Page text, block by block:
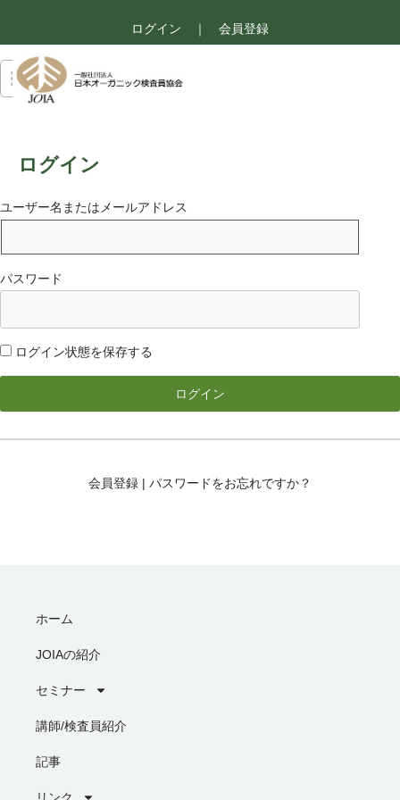
ログイン ｜ 会員登録
ログイン
ユーザー名またはメールアドレス
パスワード
ログイン状態を保存する
会員登録 | パスワードをお忘れですか？
ホーム
JOIAの紹介
セミナー
講師/検査員紹介
記事